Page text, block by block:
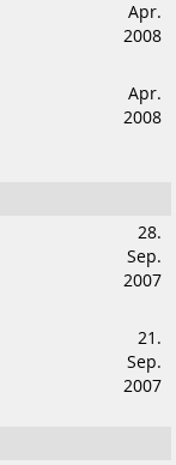
Apr.
2008
Apr.
2008
28.
Sep.
2007
21.
Sep.
2007